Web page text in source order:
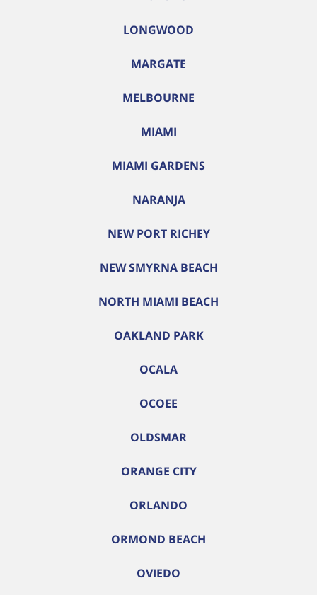
LONGWOOD
MARGATE
MELBOURNE
MIAMI
MIAMI GARDENS
NARANJA
NEW PORT RICHEY
NEW SMYRNA BEACH
NORTH MIAMI BEACH
OAKLAND PARK
OCALA
OCOEE
OLDSMAR
ORANGE CITY
ORLANDO
ORMOND BEACH
OVIEDO